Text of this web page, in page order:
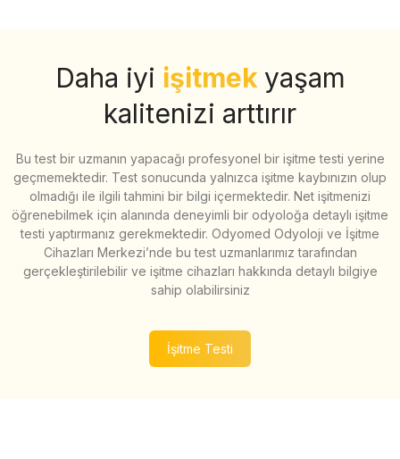
Daha iyi işitmek yaşam
kalitenizi arttırır
Bu test bir uzmanın yapacağı profesyonel bir işitme testi yerine
geçmemektedir. Test sonucunda yalnızca işitme kaybınızın olup
olmadığı ile ilgili tahmini bir bilgi içermektedir. Net işitmenizi
öğrenebilmek için alanında deneyimli bir odyoloğa detaylı işitme
testi yaptırmanız gerekmektedir. Odyomed Odyoloji ve İşitme
Cihazları Merkezi’nde bu test uzmanlarımız tarafından
gerçekleştirilebilir ve işitme cihazları hakkında detaylı bilgiye
sahip olabilirsiniz
İşitme Testi